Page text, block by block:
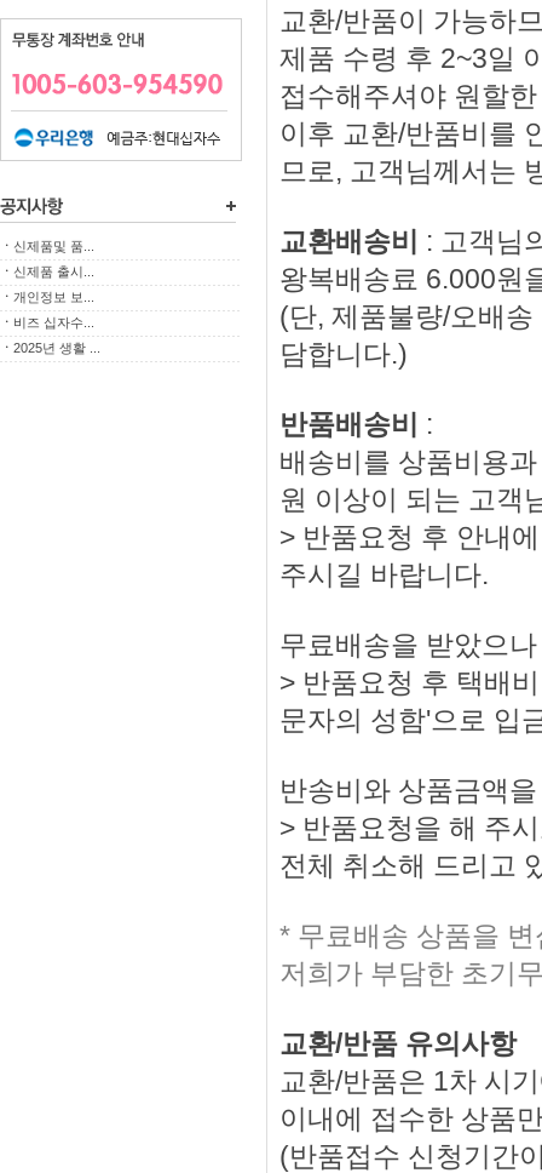
ㆍ 신제품및 품...
ㆍ 신제품 출시...
ㆍ 개인정보 보...
ㆍ 비즈 십자수...
ㆍ 2025년 생활 ...
교환/반품이 가능하
제품 수령 후 2~3일
접수해주셔야 원할
이후 교환/반품비를
므로, 고객님께서는
교환배송비
: 고객님
왕복배송료 6.000원
(단, 제품불량/오배
담합니다.)
반품배송비
:
배송비를 상품비용
원 이상이 되는 고객
> 반품요청 후 안내
주시길 바랍니다.
무료배송을 받았으
> 반품요청 후 택배
문자의 성함'으로 입
반송비와 상품금액
> 반품요청을 해 주
전체 취소해 드리고
* 무료배송 상품을
저희가 부담한 초기
교환/반품 유의사항
교환/반품은 1차 시
이내에 접수한 상품
(반품접수 신청기간